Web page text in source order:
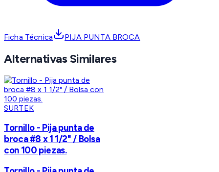
Ficha Técnica PIJA PUNTA BROCA
Alternativas Similares
SURTEK
Tornillo - Pija punta de
broca #8 x 1 1/2" / Bolsa
con 100 piezas.